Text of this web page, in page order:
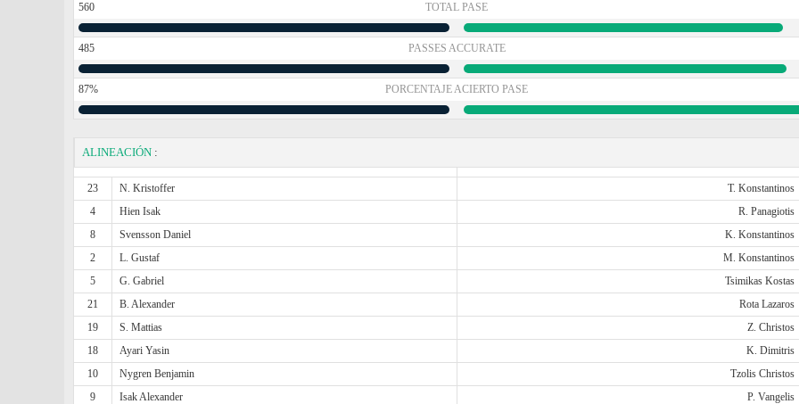
560 TOTAL PASE
485 PASSES ACCURATE
87% PORCENTAJE ACIERTO PASE
ALINEACIÓN :
23 N. Kristoffer T. Konstantinos
4
Hien Isak R. Panagiotis
8
Svensson Daniel K. Konstantinos
2
L. Gustaf M. Konstantinos
5
G. Gabriel Tsimikas Kostas
21
B. Alexander Rota Lazaros
19
S. Mattias Z. Christos
18
Ayari Yasin K. Dimitris
10
Nygren Benjamin Tzolis Christos
9
Isak Alexander P. Vangelis